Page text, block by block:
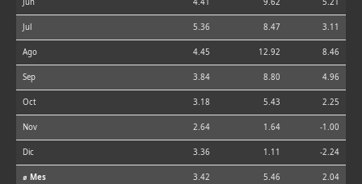
Jun 4.41 9.62 5.21
Jul 5.36 8.47 3.11
Ago 4.45 12.92 8.46
Sep 3.84 8.80 4.96
Oct 3.18 5.43 2.25
Nov 2.64 1.64 -1.00
Dic 3.36 1.11 -2.24
⌀ Mes 3.42 5.46 2.04